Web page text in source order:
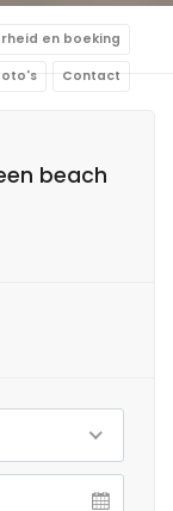
en boeking
Contact
beach